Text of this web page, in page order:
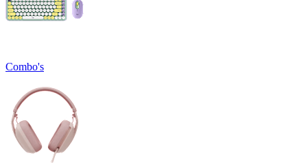
Combo's